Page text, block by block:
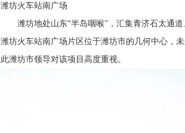
潍坊火车站南广场
潍坊地处山东“半岛咽喉”，汇集青济石太通
潍坊火车站南广场片区位于潍坊市的几何中心，
此潍坊市领导对该项目高度重视。